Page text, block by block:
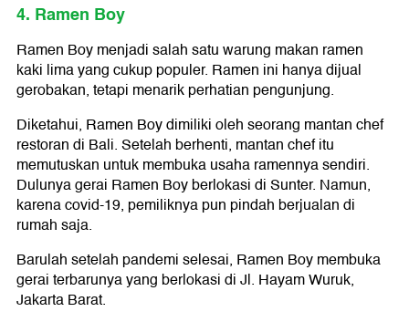
4. Ramen Boy
Ramen Boy menjadi salah satu warung makan ramen
kaki lima yang cukup populer. Ramen ini hanya dijual
gerobakan, tetapi menarik perhatian pengunjung.
Diketahui, Ramen Boy dimiliki oleh seorang mantan chef
restoran di Bali. Setelah berhenti, mantan chef itu
memutuskan untuk membuka usaha ramennya sendiri.
Dulunya gerai Ramen Boy berlokasi di Sunter. Namun,
karena covid-19, pemiliknya pun pindah berjualan di
rumah saja.
Barulah setelah pandemi selesai, Ramen Boy membuka
gerai terbarunya yang berlokasi di Jl. Hayam Wuruk,
Jakarta Barat.